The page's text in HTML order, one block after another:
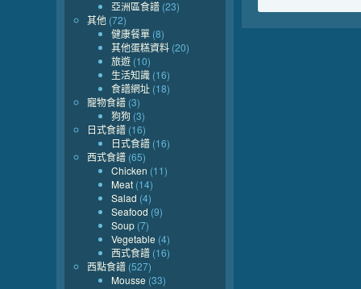
亞洲區食譜 (23)
其他 (72)
健康餐單 (8)
其他蛋糕資料 (20)
旅遊 (10)
生活知識 (16)
食譜網址 (18)
寵物食譜 (3)
狗狗 (3)
日式食譜 (16)
日式食譜 (16)
西式食譜 (65)
Chicken (11)
Meat (14)
Salad (4)
Seafood (9)
Soup (7)
Vegetable (4)
西式食譜 (16)
西點食譜 (527)
Mousse (33)